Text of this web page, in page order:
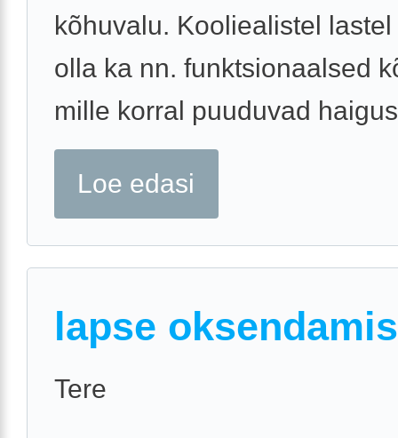
kõhuvalu. Kooliealistel
olla ka nn. funktsionaalsed
mille korral puuduvad
Loe edasi
lapse
Tere